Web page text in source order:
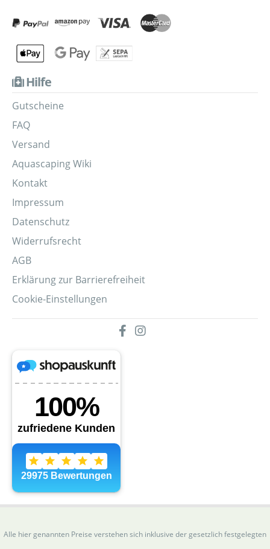
Hilfe
Gutscheine
FAQ
Versand
Aquascaping Wiki
Kontakt
Impressum
Datenschutz
Widerrufsrecht
AGB
Erklärung zur Barrierefreiheit
Cookie-Einstellungen
Alle hier genannten Preise verstehen sich inklusive der gesetzlich festgelegten